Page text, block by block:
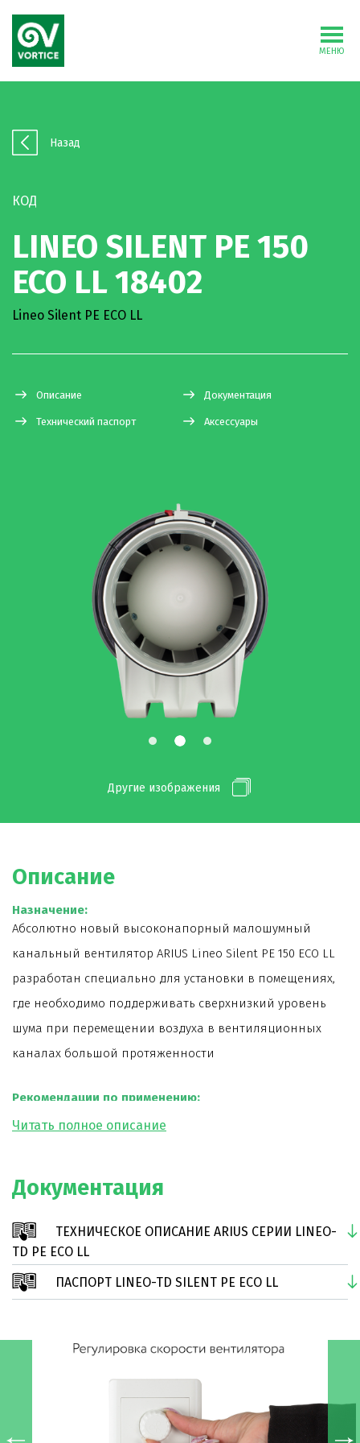
МЕНЮ
Назад
КОД
LINEO SILENT PE 150
ECO LL 18402
Lineo Silent PE ECO LL
Описание Документация
Технический паспорт Аксессуары
Другие изображения
Описание
Назначение:
Абсолютно новый высоконапорный малошумный
канальный вентилятор ARIUS Lineo Silent PE 150 ECO LL
разработан специально для установки в помещениях,
где необходимо поддерживать сверхнизкий уровень
шума при перемещении воздуха в вентиляционных
каналах большой протяженности
Рекомендации по применению:
плохим воздухообменом. Это оборудование отлично
ресторанов, ванных комнатах, прачечных и других
помещениях.
непрерывной работы;
Легко монтируется и демонтируется;
Имеет очень тихий режим работы;
Оснащен степенью защиты «IP44»
Документация
ТЕХНИЧЕСКОЕ ОПИСАНИЕ ARIUS СЕРИИ LINEO-
TD PE ECO LL
ПАСПОРТ LINEO-TD SILENT PE ECO LL